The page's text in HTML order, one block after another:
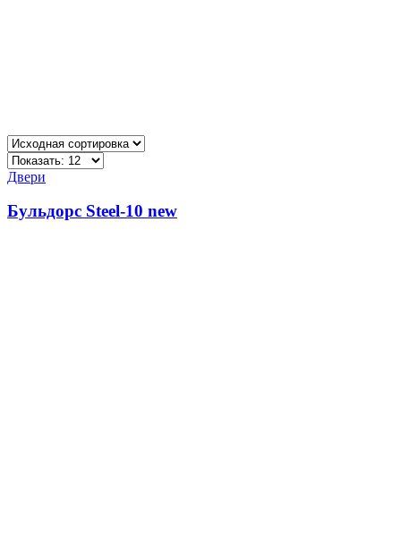
Двери
Бульдорс Steel-10 new